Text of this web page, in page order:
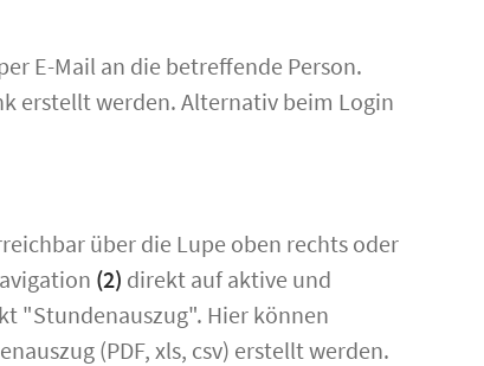
E-Mail an die betreffende Person.
erstellt werden. Alternativ beim Login
über die Lupe oben rechts oder
(2) direkt auf aktive und
"Stundenauszug". Hier können
(PDF, xls, csv) erstellt werden.